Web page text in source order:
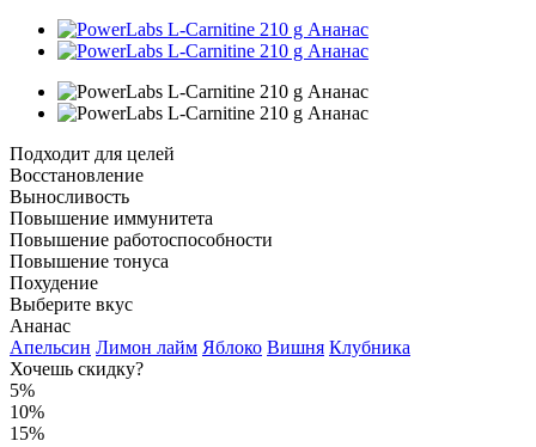
Подходит для целей
Восстановление
Выносливость
Повышение иммунитета
Повышение работоспособности
Повышение тонуса
Похудение
Выберите вкус
Ананас
Апельсин Лимон лайм Яблоко Вишня Клубника
Хочешь скидку?
5%
10%
15%